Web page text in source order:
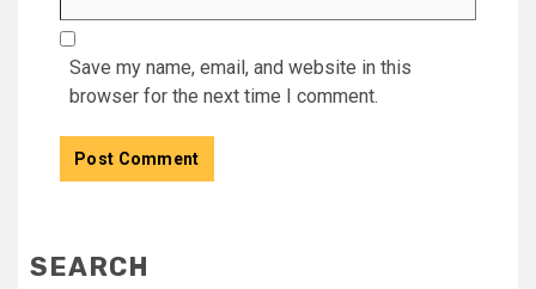
Save my name, email, and website in this
browser for the next time I comment.
SEARCH